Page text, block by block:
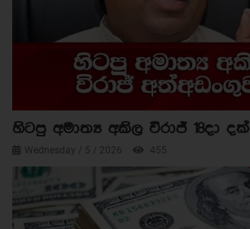
හිටපු අමාත්‍ය අකිල විරාජ් 18දා
Wednesday / 5 / 2026 455